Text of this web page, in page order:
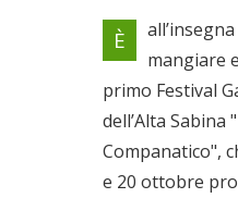
Il primo Festival
Gastronomico
Dal 19/10/
20/10/2019
È
mangiare
primo Festival
dell’Alta Sabina
Companatico",
e 20 ottobre